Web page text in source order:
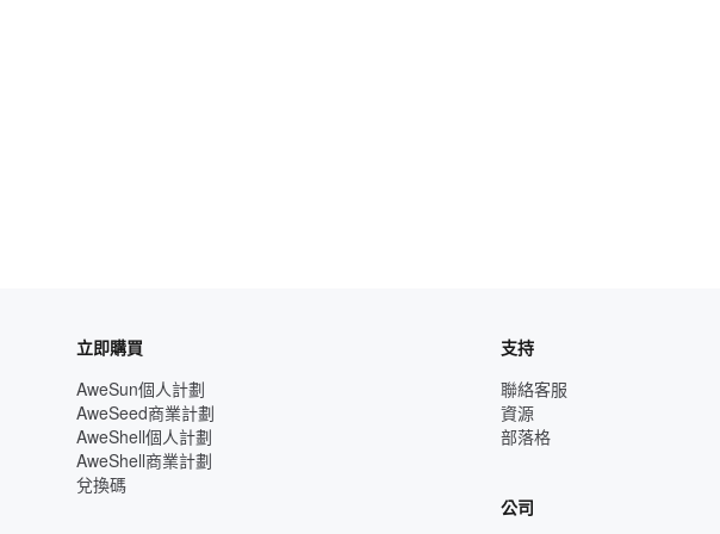
立即購買
AweSun個人計劃
AweSeed商業計劃
AweShell個人計劃
AweShell商業計劃
兌換碼
支持
聯絡客服
資源
部落格
公司